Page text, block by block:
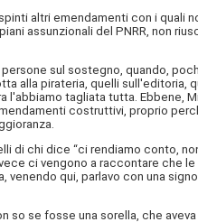
altri emendamenti con i quali
assunzionali del PNRR, non
sul sostegno, quando,
alla pirateria, quelli
l'abbiamo tagliata tutta.
costruttivi, proprio
di chi dice “ci rendiamo conto,
ci vengono a raccontare che
venendo qui, parlavo con una
so se fosse una sorella, che